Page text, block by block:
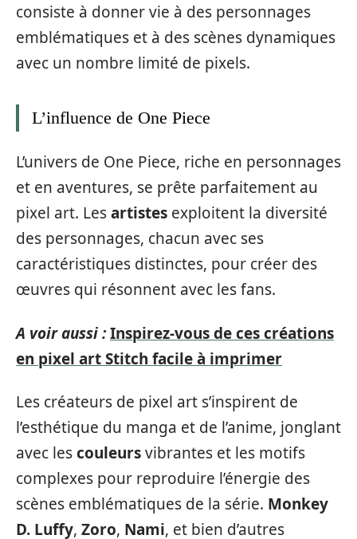
consiste à donner vie à des personnages
emblématiques et à des scènes dynamiques
avec un nombre limité de pixels.
L’influence de One Piece
L’univers de One Piece, riche en personnages
et en aventures, se prête parfaitement au
pixel art. Lesartistes exploitent la diversité
des personnages, chacun avec ses
caractéristiques distinctes, pour créer des
œuvres qui résonnent avec les fans.
A voir aussi :Inspirez-vous de ces créations
en pixel art Stitch facile à imprimer
Les créateurs de pixel art s’inspirent de
l’esthétique du manga et de l’anime, jonglant
avec lescouleursvibrantes et les motifs
complexes pour reproduire l’énergie des
scènes emblématiques de la série. Monkey
D. Luffy, Zoro, Nami, et bien d’autres